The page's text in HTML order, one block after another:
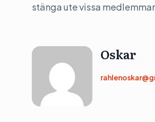
stänga ute vissa
Oskar